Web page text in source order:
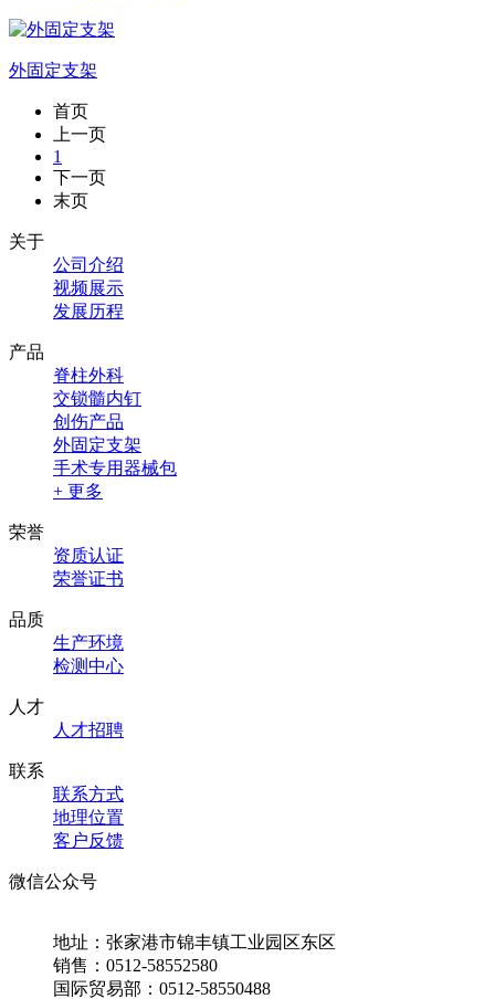
外固定支架
首页
上一页
1
下一页
末页
关于
公司介绍
视频展示
发展历程
产品
脊柱外科
交锁髓内钉
创伤产品
外固定支架
手术专用器械包
+ 更多
荣誉
资质认证
荣誉证书
品质
生产环境
检测中心
人才
人才招聘
联系
联系方式
地理位置
客户反馈
微信公众号
地址：张家港市锦丰镇工业园区东区
销售：0512-58552580
国际贸易部：0512-58550488